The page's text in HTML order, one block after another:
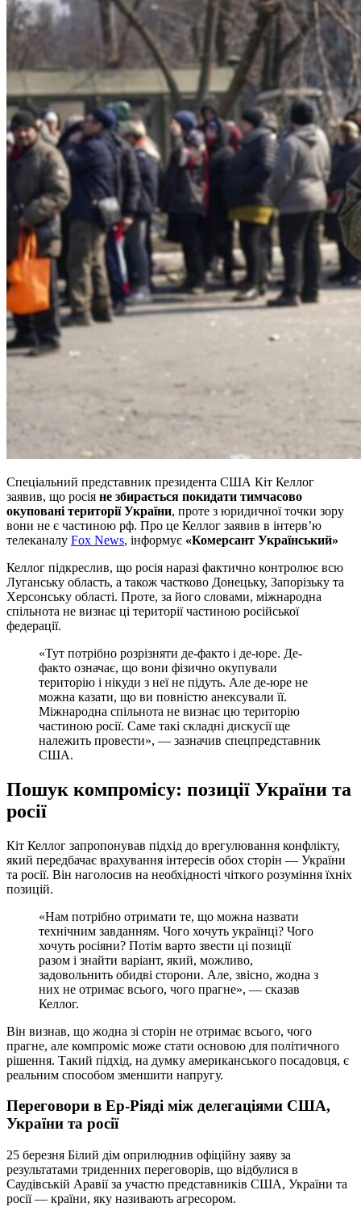
Спеціальний представник президента США Кіт Келлог
заявив, що росія не збирається покидати тимчасово
окуповані території України, проте з юридичної точки зору
вони не є частиною рф. Про це Келлог заявив в інтерв’ю
телеканалу Fox News, інформує «Комерсант Український»
Келлог підкреслив, що росія наразі фактично контролює всю
Луганську область, а також частково Донецьку, Запорізьку та
Херсонську області. Проте, за його словами, міжнародна
спільнота не визнає ці території частиною російської
федерації.
«Тут потрібно розрізняти де-факто і де-юре. Де-
факто означає, що вони фізично окупували
територію і нікуди з неї не підуть. Але де-юре не
можна казати, що ви повністю анексували її.
Міжнародна спільнота не визнає цю територію
частиною росії. Саме такі складні дискусії ще
належить провести», — зазначив спецпредставник
США.
Пошук компромісу: позиції України та
росії
Кіт Келлог запропонував підхід до врегулювання конфлікту,
який передбачає врахування інтересів обох сторін — України
та росії. Він наголосив на необхідності чіткого розуміння їхніх
позицій.
«Нам потрібно отримати те, що можна назвати
технічним завданням. Чого хочуть українці? Чого
хочуть росіяни? Потім варто звести ці позиції
разом і знайти варіант, який, можливо,
задовольнить обидві сторони. Але, звісно, жодна з
них не отримає всього, чого прагне», — сказав
Келлог.
Він визнав, що жодна зі сторін не отримає всього, чого
прагне, але компроміс може стати основою для політичного
рішення. Такий підхід, на думку американського посадовця, є
реальним способом зменшити напругу.
Переговори в Ер-Ріяді між делегаціями США,
України та росії
25 березня Білий дім оприлюднив офіційну заяву за
результатами триденних переговорів, що відбулися в
Саудівській Аравії за участю представників США, України та
росії — країни, яку називають агресором.